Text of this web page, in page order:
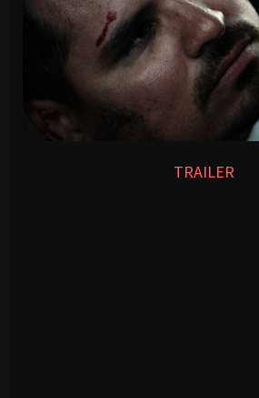
TRAILER